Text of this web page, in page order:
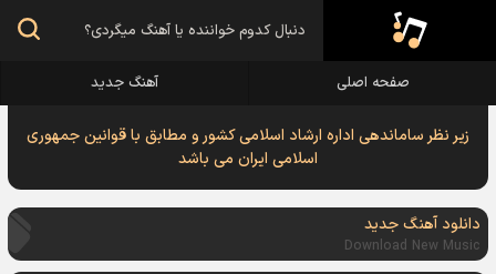
صفحه اصلی آهنگ جدید
زیر نظر ساماندهی اداره ارشاد اسلامی کشور و مطابق با قوانین جمهوری
اسلامی ایران می باشد
دانلود آهنگ جدید
Download New Music